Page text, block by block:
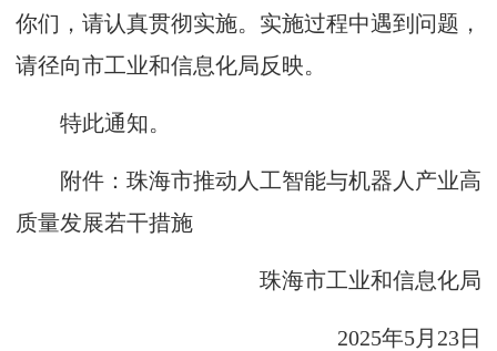
你们，请认真贯彻实施。实施过程中遇到问题，
请径向市工业和信息化局反映。
特此通知。
附件：珠海市推动人工智能与机器人产业高
质量发展若干措施
珠海市工业和信息化局
2025年5月23日